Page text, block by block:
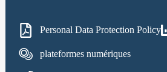
Personal Data Protection Policy
plateformes numériques